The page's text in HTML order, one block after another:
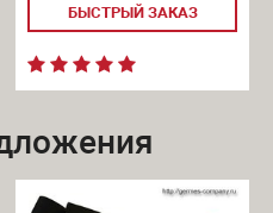
БЫСТРЫЙ ЗАКАЗ